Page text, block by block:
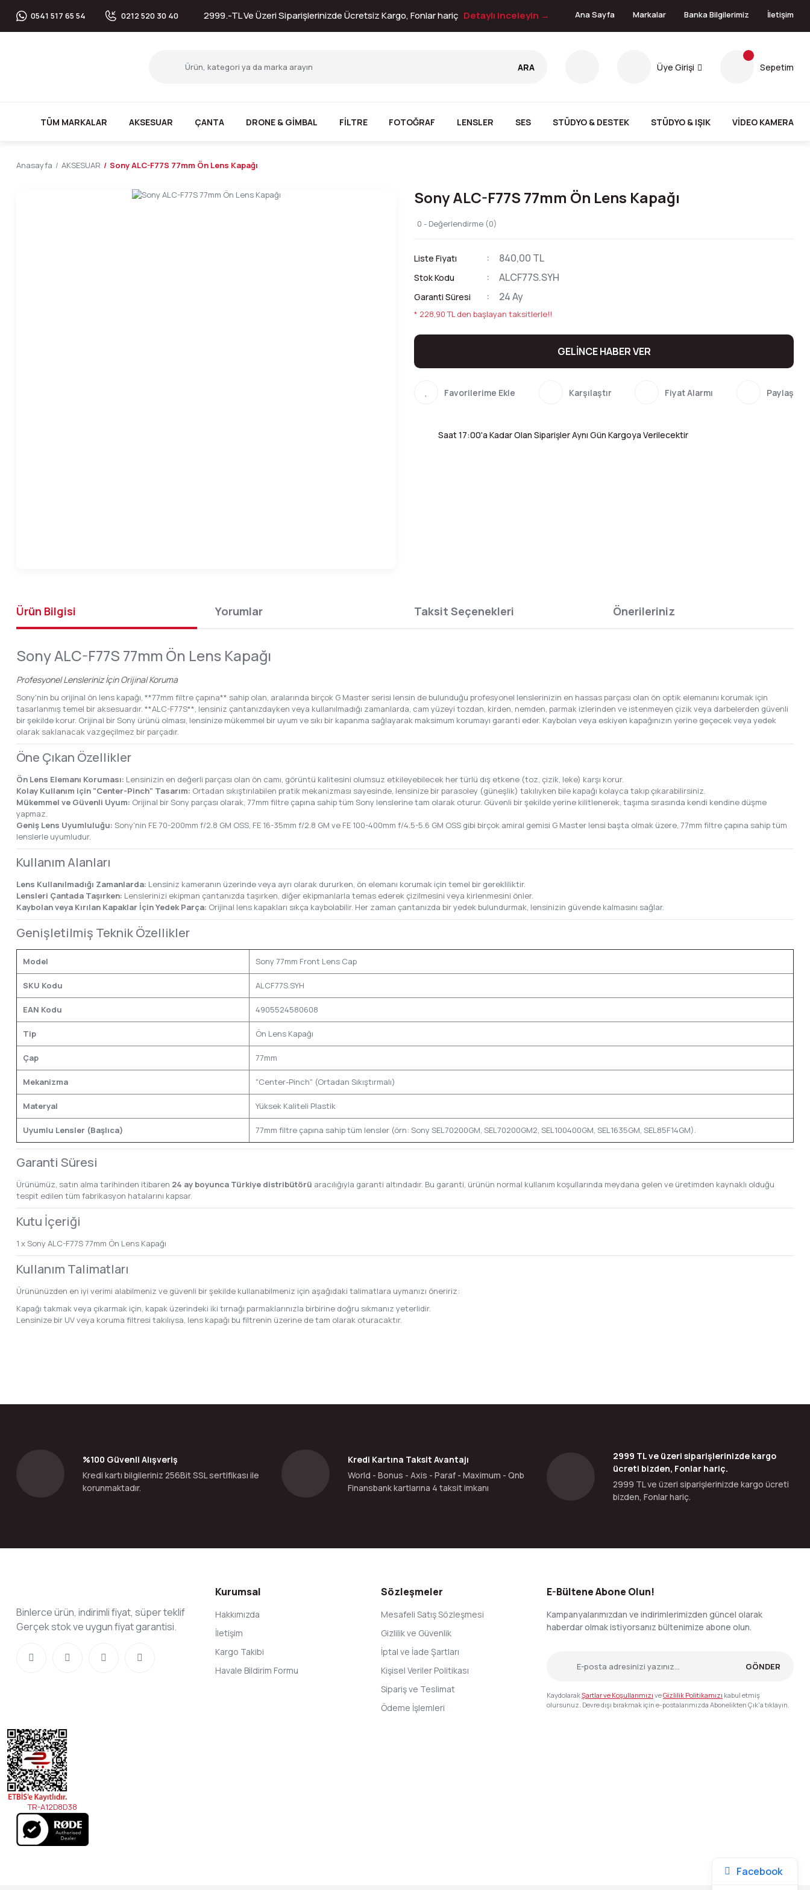
0541 517 65 54 0212 520 30 40 2999.-TL Ve Üzeri Siparişlerinizde Ücretsiz Kargo, Fonlar hariç Detaylı inceleyin → Ana Sayfa Markalar Banka Bilgilerimiz İletişim
ARA Üye Girişi Sepetim
TÜM MARKALAR AKSESUAR ÇANTA DRONE & GİMBAL FİLTRE FOTOĞRAF LENSLER SES STÜDYO & DESTEK STÜDYO & IŞIK VİDEO KAMERA
Anasayfa AKSESUAR Sony ALC-F77S 77mm Ön Lens Kapağı
Sony ALC-F77S 77mm Ön Lens Kapağı
0 - Değerlendirme (0)
Liste Fiyatı 840,00 TL
Stok Kodu ALCF77S.SYH
Garanti Süresi 24 Ay
* 228,90 TL den başlayan taksitlerle!!
GELİNCE HABER VER
Karşılaştır Fiyat Alarmı Paylaş
Saat 17:00'a Kadar Olan Siparişler Aynı Gün Kargoya Verilecektir
Ürün Bilgisi Yorumlar Taksit Seçenekleri Önerileriniz
Sony ALC-F77S 77mm Ön Lens Kapağı
Profesyonel Lensleriniz İçin Orijinal Koruma
Sony'nin bu orijinal ön lens kapağı, **77mm filtre çapına** sahip olan, aralarında birçok G Master serisi lensin de bulunduğu profesyonel lenslerinizin en hassas parçası olan ön optik elemanını korumak için
tasarlanmış temel bir aksesuardır. **ALC-F77S**, lensiniz çantanızdayken veya kullanılmadığı zamanlarda, cam yüzeyi tozdan, kirden, nemden, parmak izlerinden ve istenmeyen çizik veya darbelerden güvenli
bir şekilde korur. Orijinal bir Sony ürünü olması, lensinize mükemmel bir uyum ve sıkı bir kapanma sağlayarak maksimum korumayı garanti eder. Kaybolan veya eskiyen kapağınızın yerine geçecek veya yedek
olarak saklanacak vazgeçilmez bir parçadır.
Öne Çıkan Özellikler
Ön Lens Elemanı Koruması: Lensinizin en değerli parçası olan ön camı, görüntü kalitesini olumsuz etkileyebilecek her türlü dış etkene (toz, çizik, leke) karşı korur.
Kolay Kullanım için "Center-Pinch" Tasarım: Ortadan sıkıştırılabilen pratik mekanizması sayesinde, lensinize bir parasoley (güneşlik) takılıyken bile kapağı kolayca takıp çıkarabilirsiniz.
Mükemmel ve Güvenli Uyum: Orijinal bir Sony parçası olarak, 77mm filtre çapına sahip tüm Sony lenslerine tam olarak oturur. Güvenli bir şekilde yerine kilitlenerek, taşıma sırasında kendi kendine düşme
yapmaz.
Geniş Lens Uyumluluğu: Sony'nin FE 70-200mm f/2.8 GM OSS, FE 16-35mm f/2.8 GM ve FE 100-400mm f/4.5-5.6 GM OSS gibi birçok amiral gemisi G Master lensi başta olmak üzere, 77mm filtre çapına sahip tüm
lenslerle uyumludur.
Kullanım Alanları
Lens Kullanılmadığı Zamanlarda: Lensiniz kameranın üzerinde veya ayrı olarak dururken, ön elemanı korumak için temel bir gerekliliktir.
Lensleri Çantada Taşırken: Lenslerinizi ekipman çantanızda taşırken, diğer ekipmanlarla temas ederek çizilmesini veya kirlenmesini önler.
Kaybolan veya Kırılan Kapaklar İçin Yedek Parça: Orijinal lens kapakları sıkça kaybolabilir. Her zaman çantanızda bir yedek bulundurmak, lensinizin güvende kalmasını sağlar.
Genişletilmiş Teknik Özellikler
Model Sony 77mm Front Lens Cap
SKU Kodu ALCF77S.SYH
EAN Kodu 4905524580608
Tip Ön Lens Kapağı
Çap 77mm
Mekanizma "Center-Pinch" (Ortadan Sıkıştırmalı)
Materyal Yüksek Kaliteli Plastik
Uyumlu Lensler (Başlıca) 77mm filtre çapına sahip tüm lensler (örn: Sony SEL70200GM, SEL70200GM2, SEL100400GM, SEL1635GM, SEL85F14GM).
Garanti Süresi
Ürünümüz, satın alma tarihinden itibaren 24 ay boyunca Türkiye distribütörü aracılığıyla garanti altındadır. Bu garanti, ürünün normal kullanım koşullarında meydana gelen ve üretimden kaynaklı olduğu
tespit edilen tüm fabrikasyon hatalarını kapsar.
Kutu İçeriği
1 x Sony ALC-F77S 77mm Ön Lens Kapağı
Kullanım Talimatları
Ürününüzden en iyi verimi alabilmeniz ve güvenli bir şekilde kullanabilmeniz için aşağıdaki talimatlara uymanızı öneririz:
Kapağı takmak veya çıkarmak için, kapak üzerindeki iki tırnağı parmaklarınızla birbirine doğru sıkmanız yeterlidir.
Lensinize bir UV veya koruma filtresi takılıysa, lens kapağı bu filtrenin üzerine de tam olarak oturacaktır.
Ürün fiyatı diğer sitelerden daha pahalı.
Bu ürüne benzer farklı alternatifler olmalı.
%100 Güvenli Alışveriş
Kredi kartı bilgileriniz 256Bit SSL sertifikası ile
korunmaktadır.
Kredi Kartına Taksit Avantajı
World - Bonus - Axis - Paraf - Maximum - Qnb
Finansbank kartlarına 4 taksit imkanı
2999 TL ve üzeri siparişlerinizde kargo
ücreti bizden, Fonlar hariç.
2999 TL ve üzeri siparişlerinizde kargo ücreti
bizden, Fonlar hariç.
Binlerce ürün, indirimli fiyat, süper teklif
Gerçek stok ve uygun fiyat garantisi.
Kurumsal
Hakkımızda
İletişim
Kargo Takibi
Havale Bildirim Formu
Sözleşmeler
Mesafeli Satış Sözleşmesi
Gizlilik ve Güvenlik
İptal ve İade Şartları
Kişisel Veriler Politikası
Sipariş ve Teslimat
Ödeme İşlemleri
E-Bültene Abone Olun!
Kampanyalarımızdan ve indirimlerimizden güncel olarak
haberdar olmak istiyorsanız bültenimize abone olun.
GÖNDER
KaydolarakŞartlar ve Koşullarımızı veGizlilik Politikamızı kabul etmiş
olursunuz. Devre dışı bırakmak için e-postalarımızda Abonelikten Çık'a tıklayın.
TR-A12D8D38
Facebook